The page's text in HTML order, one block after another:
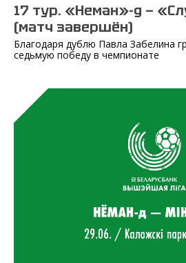
17 тур. «Неман»-д —
(матч завершён)
Благодаря дублю Павла Забелина
седьмую победу в чемпионате